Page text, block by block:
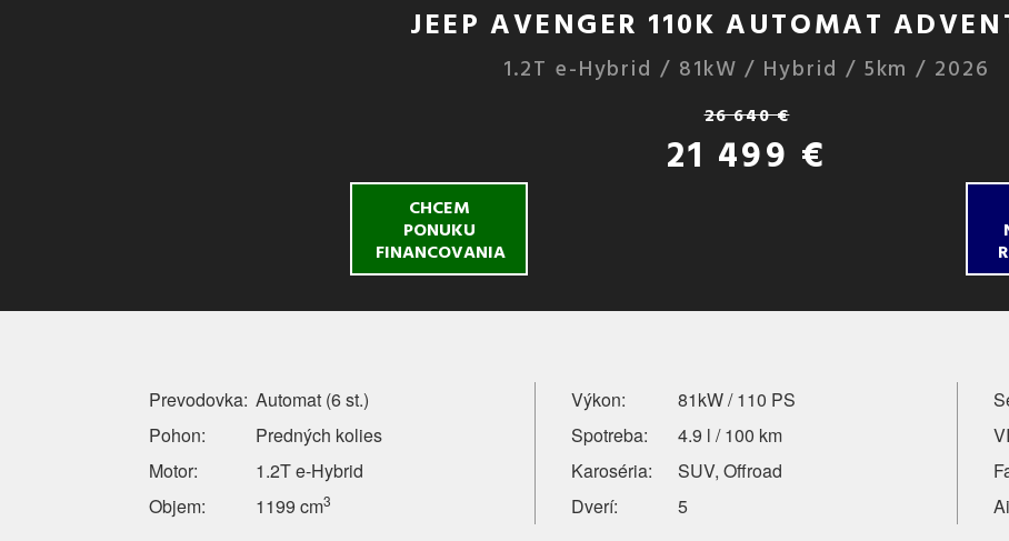
JEEP AVENGER 110K AUTOMAT
1.2T e-Hybrid / 81kW / Hybrid / 5km / 2026
26 640 €
21 499 €
CHCEM
PONUKU
FINANCOVANIA
Prevodovka: Automat (6 st.)
Pohon:
Predných kolies
Motor:
1.2T e-Hybrid
Objem:
1199 cm3
Výkon:
81kW / 110 PS
Spotreba:
4.9 l / 100 km
Karoséria:
SUV, Offroad
Dverí:
5